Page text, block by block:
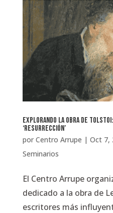
Explorando la obra de
‘Resurrección’
por Centro Arrupe | Oct 7,
Seminarios
El Centro Arrupe
dedicado a la obra de
escritores más